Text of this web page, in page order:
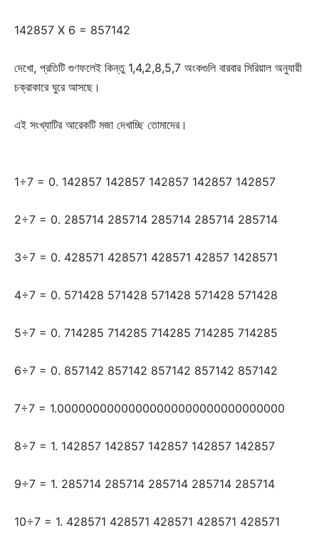
142857 X 6 = 857142
দেখো, প্রতিটি গুণফলেই কিন্তু 1,4,2,8,5,7 অংকগুলি বারবার সিরিয়াল অনুযায়ী
চক্রাকারে ঘুরে আসছে।
এই সংখ্যাটির আরেকটি মজা দেখাচ্ছি তোমাদের।
1÷7 = 0. 142857 142857 142857 142857 142857
2÷7 = 0. 285714 285714 285714 285714 285714
3÷7 = 0. 428571 428571 428571 42857 1428571
4÷7 = 0. 571428 571428 571428 571428 571428
5÷7 = 0. 714285 714285 714285 714285 714285
6÷7 = 0. 857142 857142 857142 857142 857142
7÷7 = 1.00000000000000000000000000000000
8÷7 = 1. 142857 142857 142857 142857 142857
9÷7 = 1. 285714 285714 285714 285714 285714
10÷7 = 1. 428571 428571 428571 428571 428571